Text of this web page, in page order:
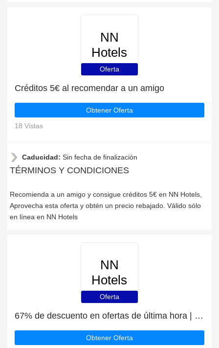
NN
Hotels
Oferta
Créditos 5€ al recomendar a un amigo
Obtener Oferta
18 Vistas
Caducidad: Sin fecha de finalización
TÉRMINOS Y CONDICIONES
Recomienda a un amigo y consigue créditos 5€ en NN Hotels,
Aprovecha esta oferta y obtén un precio rebajado. Válido sólo
en línea en NN Hotels
NN
Hotels
Oferta
67% de descuento en ofertas de última hora | caducan pronto
Obtener Oferta